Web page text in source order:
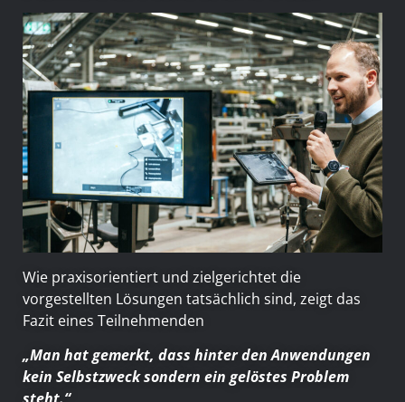
Wie praxisorientiert und zielgerichtet die
vorgestellten Lösungen tatsächlich sind, zeigt das
Fazit eines Teilnehmenden
„Man hat gemerkt, dass hinter den Anwendungen
kein Selbstzweck sondern ein gelöstes Problem